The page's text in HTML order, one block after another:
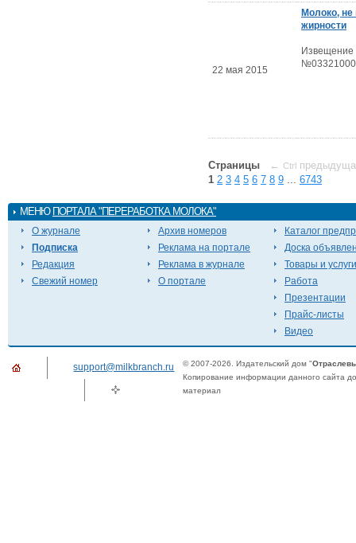
22 мая 2015
Молоко, не
жирности
Извещение
Страницы ← Ctrl
1 2 3 4 5 6 7 8 9 ... 6743
МЕНЮ ПОРТАЛА "ПЕРЕРАБОТКА МОЛОКА"
О журнале
Подписка
Редакция
Свежий номер
Архив номеров
Реклама на портале
Реклама в журнале
О портале
Каталог
Доска
Товары и услуги
Работа
Презентации
Прайс-листы
Видео
support@milkbranch.ru © 2007-2026. Издательский дом "
Копирование информации данного сайта
материал